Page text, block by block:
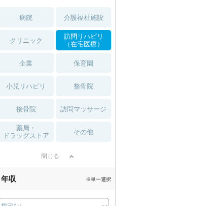
病院 介護福祉施設
クリニック
訪問リハビリ
（在宅医療）
企業 保育園
小児リハビリ 整骨院
接骨院 訪問マッサージ
薬局・
ドラッグストア
その他
閉じる
年収 ※単一選択